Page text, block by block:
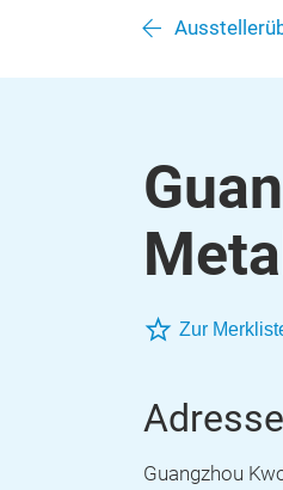
Zur
Adresse
Guangzhou